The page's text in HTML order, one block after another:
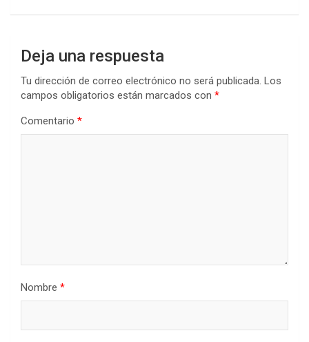
Deja una respuesta
Tu dirección de correo electrónico no será publicada. Los
campos obligatorios están marcados con *
Comentario *
Nombre *